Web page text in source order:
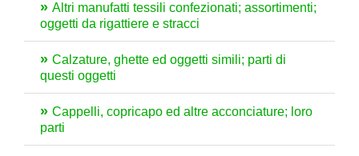
Altri manufatti tessili confezionati; assortimenti;
oggetti da rigattiere e stracci
Calzature, ghette ed oggetti simili; parti di
questi oggetti
Cappelli, copricapo ed altre acconciature; loro
parti